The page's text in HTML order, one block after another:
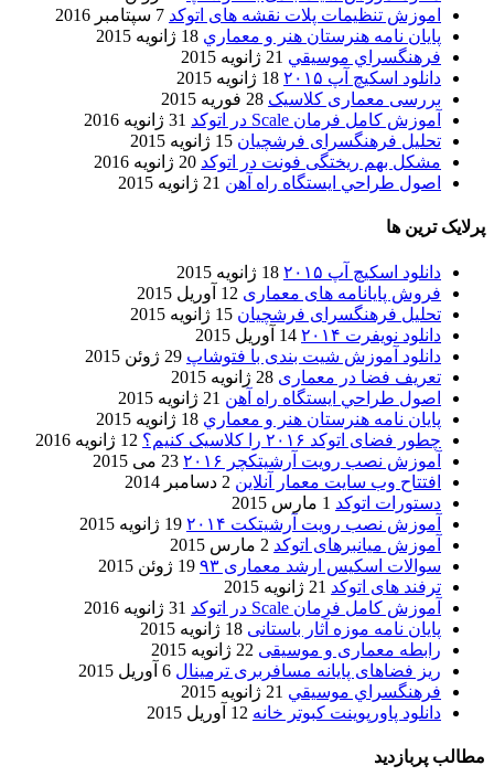
اموزش تنظیمات پلات نقشه های اتوکد 7 سپتامبر 2016
پایان نامه هنرستان هنر و معماري 18 ژانویه 2015
فرهنگسراي موسيقي 21 ژانویه 2015
دانلود اسکیچ آپ ۲۰۱۵
18 ژانویه 2015
بررسی معماری کلاسیک 28 فوریه 2015
آموزش کامل فرمان Scale در اتوکد
31 ژانویه 2016
تحلیل فرهنگسرای فرشچیان 15 ژانویه 2015
مشکل بهم ریختگی فونت در اتوکد 20 ژانویه 2016
اصول طراحي ایستگاه راه آهن 21 ژانویه 2015
پرلایک ترین ها
دانلود اسکیچ آپ ۲۰۱۵
18 ژانویه 2015
فروش پایانامه های معماری 12 آوریل 2015
تحلیل فرهنگسرای فرشچیان 15 ژانویه 2015
دانلود نویفرت ۲۰۱۴
14 آوریل 2015
دانلود آموزش شیت بندی با فتوشاپ 29 ژوئن 2015
تعریف فضا در معماری 28 ژانویه 2015
اصول طراحي ایستگاه راه آهن 21 ژانویه 2015
پایان نامه هنرستان هنر و معماري 18 ژانویه 2015
چطور فضای اتوکد ۲۰۱۶ را کلاسیک کنیم؟
12 ژانویه 2016
آموزش نصب رویت آرشیتکچر ۲۰۱۶
23 می 2015
افتتاح وب سایت معمار آنلاین 2 دسامبر 2014
دستورات اتوکد 1 مارس 2015
آموزش نصب رویت آرشیتکت ۲۰۱۴
19 ژانویه 2015
آموزش میانبرهای اتوکد 2 مارس 2015
سوالات اسکیس ارشد معماری ۹۳
19 ژوئن 2015
ترفند های اتوکد 21 ژانویه 2015
آموزش کامل فرمان Scale در اتوکد
31 ژانویه 2016
پایان نامه موزه آثار باستانی 18 ژانویه 2015
رابطه معماری و موسیقی 22 ژانویه 2015
ریز فضاهای پایانه مسافربری ترمینال 6 آوریل 2015
فرهنگسراي موسيقي 21 ژانویه 2015
دانلود پاورپوینت کبوتر خانه 12 آوریل 2015
مطالب پربازدید